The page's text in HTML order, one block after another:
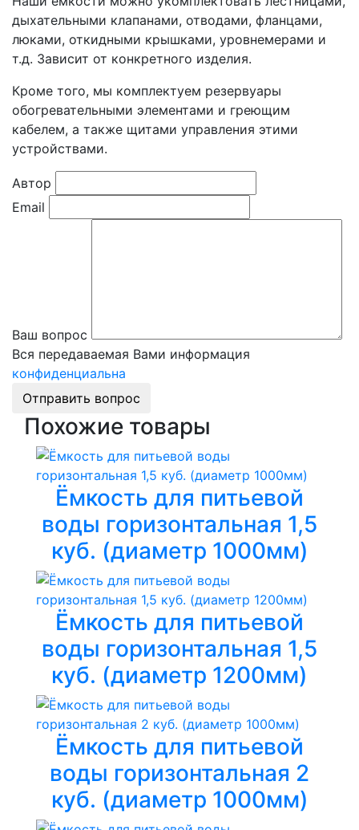
дыхательными клапанами, отводами, фланцами,
люками, откидными крышками, уровнемерами и
т.д. Зависит от конкретного изделия.
Кроме того, мы комплектуем резервуары
обогревательными элементами и греющим
кабелем, а также щитами управления этими
устройствами.
Автор
Email
Ваш вопрос
Вся передаваемая Вами информация
конфиденциальна
Отправить вопрос
Похожие товары
Ёмкость для питьевой
воды горизонтальная 1,5
куб. (диаметр 1000мм)
Ёмкость для питьевой
воды горизонтальная 1,5
куб. (диаметр 1200мм)
Ёмкость для питьевой
воды горизонтальная 2
куб. (диаметр 1000мм)